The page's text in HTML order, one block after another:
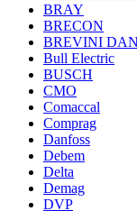
BRAY
BRECON
BREVINI
Bull Electric
BUSCH
CMO
Comaccal
Comprag
Danfoss
Debem
Delta
Demag
DVP